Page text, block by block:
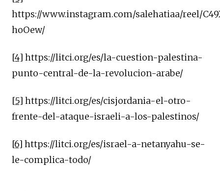
https://www.instagram.com/salehatiaa/reel/
hoOew/
[4] https://litci.org/es/la-cuestion-palestina-
punto-central-de-la-revolucion-arabe/
[5] https://litci.org/es/cisjordania-el-otro-
frente-del-ataque-israeli-a-los-palestinos/
[6] https://litci.org/es/israel-a-netanyahu-se-
le-complica-todo/